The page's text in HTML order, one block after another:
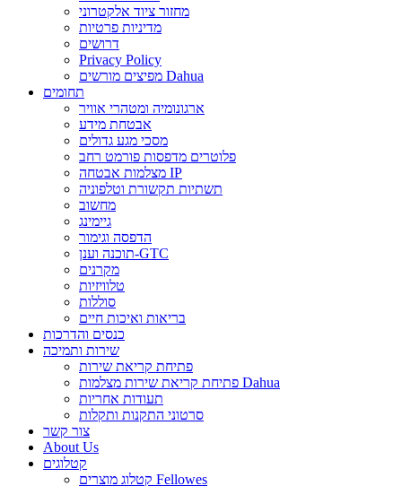
מחזור ציוד אלקטרוני
מדיניות פרטיות
דרושים
Privacy Policy
מפיצים מורשים Dahua
תחומים
ארגונומיה ומטהרי אוויר
אבטחת מידע
מסכי מגע גדולים
פלוטרים מדפסות פורמט רחב
מצלמות אבטחה IP
תשתיות תקשורת וטלפוניה
מחשוב
גיימינג
הדפסה וגימור
תוכנה וענן-GTC
מקרנים
טלוויזיות
סוללות
בריאות ואיכות חיים
כנסים והדרכות
שירות ותמיכה
פתיחת קריאת שירות
פתיחת קריאת שירות מצלמות Dahua
תעודות אחריות
סרטוני התקנות ותקלות
צור קשר
About Us
קטלוגים
קטלוג מוצרים Fellowes